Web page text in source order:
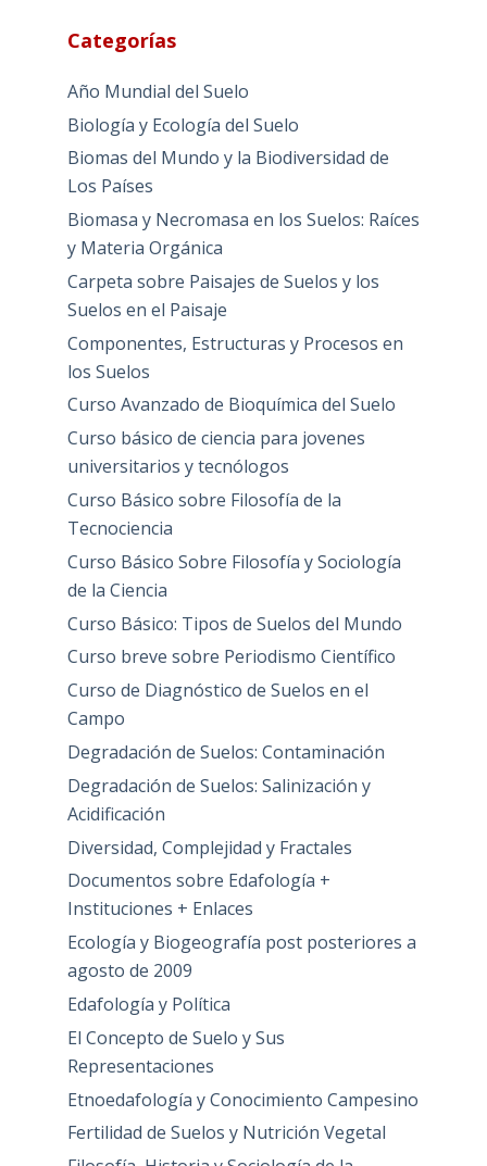
Categorías
Año Mundial del Suelo
Biología y Ecología del Suelo
Biomas del Mundo y la Biodiversidad de
Los Países
Biomasa y Necromasa en los Suelos: Raíces
y Materia Orgánica
Carpeta sobre Paisajes de Suelos y los
Suelos en el Paisaje
Componentes, Estructuras y Procesos en
los Suelos
Curso Avanzado de Bioquímica del Suelo
Curso básico de ciencia para jovenes
universitarios y tecnólogos
Curso Básico sobre Filosofía de la
Tecnociencia
Curso Básico Sobre Filosofía y Sociología
de la Ciencia
Curso Básico: Tipos de Suelos del Mundo
Curso breve sobre Periodismo Científico
Curso de Diagnóstico de Suelos en el
Campo
Degradación de Suelos: Contaminación
Degradación de Suelos: Salinización y
Acidificación
Diversidad, Complejidad y Fractales
Documentos sobre Edafología +
Instituciones + Enlaces
Ecología y Biogeografía post posteriores a
agosto de 2009
Edafología y Política
El Concepto de Suelo y Sus
Representaciones
Etnoedafología y Conocimiento Campesino
Fertilidad de Suelos y Nutrición Vegetal